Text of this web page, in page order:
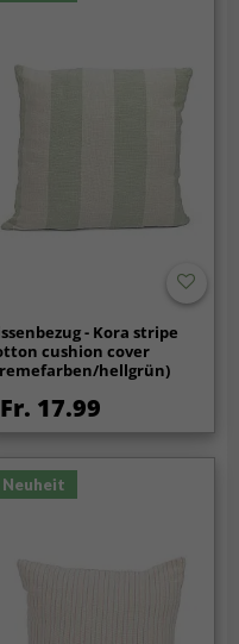
- Kora stripe
cushion cover
hellgrün)
17.99
Neuheit